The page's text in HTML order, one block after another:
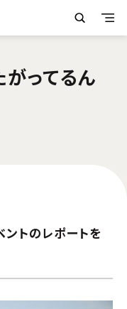
ってるん
トのレポートを